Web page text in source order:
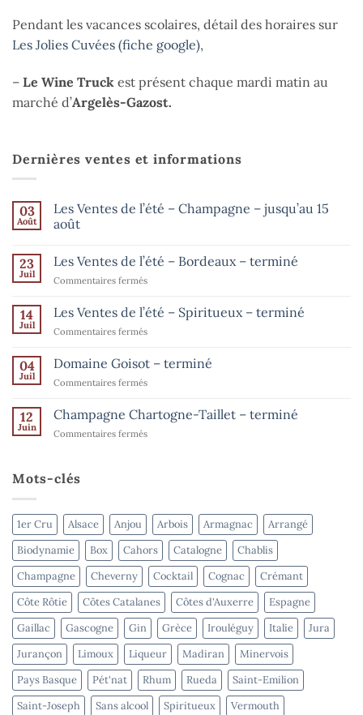
Pendant les vacances scolaires, détail des horaires sur
Les Jolies Cuvées (fiche google),
– Le Wine Truck est présent chaque mardi matin au
marché d’Argelès-Gazost.
Dernières ventes et informations
03
Août
Les Ventes de l’été – Champagne – jusqu’au 15
août
sur
Ventes
–
–
15
août
23
Juil
Les Ventes de l’été – Bordeaux – terminé
Commentaires ferméssur
Ventes
de
l’été
Bordeaux
14
Juil
Les Ventes de l’été – Spiritueux – terminé
Commentaires ferméssur
Ventes
de
l’été
Spiritueux
04
Juil
Domaine Goisot – terminé
Commentaires ferméssur
Goisot
–
terminé
12
Juin
Champagne Chartogne-Taillet – terminé
Commentaires ferméssur
Mots-clés
1er Cru Alsace Anjou Arbois Armagnac
Arrangé
Biodynamie
Box Cahors Catalogne
Chablis
Champagne
Cheverny Cocktail Cognac
Crémant
Côte Rôtie
Côtes Catalanes Côtes d'Auxerre
Espagne
Gaillac
Gascogne Gin Grèce Irouléguy Italie
Jura
Jurançon
Limoux Liqueur Madiran
Minervois
Pays Basque
Pét'nat Rhum Rueda
Saint-Emilion
Saint-Joseph
Sans alcool Spiritueux Vermouth